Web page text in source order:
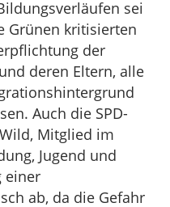
sei
Grünen kritisierten
der
deren Eltern, alle
Auch die SPD-
Mitglied im
Jugend und
einer
ab, da die Gefahr